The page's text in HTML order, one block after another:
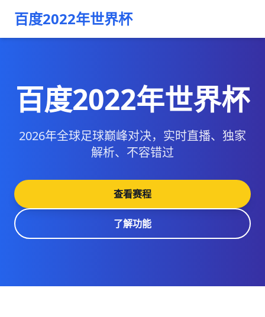
百度2022年世界杯
百度2022年世界杯
2026年全球足球巅峰对决，实时直播、独家
解析、不容错过
查看赛程
了解功能